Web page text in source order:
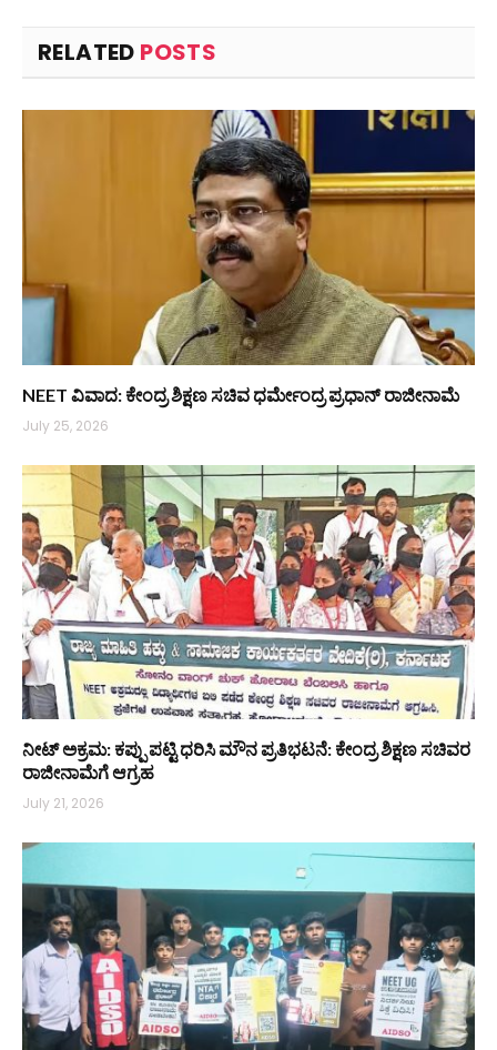
RELATED POSTS
NEET ವಿವಾದ: ಕೇಂದ್ರ ಶಿಕ್ಷಣ ಸಚಿವ ಧರ್ಮೇಂದ್ರ ಪ್ರಧಾನ್ ರಾಜೀನಾಮೆ
July 25, 2026
ನೀಟ್ ಅಕ್ರಮ: ಕಪ್ಪು ಪಟ್ಟಿ ಧರಿಸಿ ಮೌನ ಪ್ರತಿಭಟನೆ: ಕೇಂದ್ರ ಶಿಕ್ಷಣ ಸಚಿವರ
ರಾಜೀನಾಮೆಗೆ ಆಗ್ರಹ
July 21, 2026